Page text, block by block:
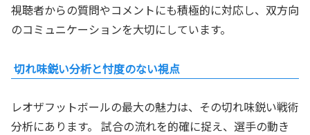
視聴者からの質問やコメントにも積極的に対応し、双方向
のコミュニケーションを大切にしています。
切れ味鋭い分析と忖度のない視点
レオザフットボールの最大の魅力は、その切れ味鋭い戦術
分析にあります。 試合の流れを的確に捉え、選手の動き